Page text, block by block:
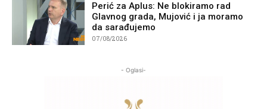
Perić za Aplus: Ne blokiramo rad
Glavnog grada, Mujović i ja moramo
da sarađujemo
07/08/2026
- Oglasi-